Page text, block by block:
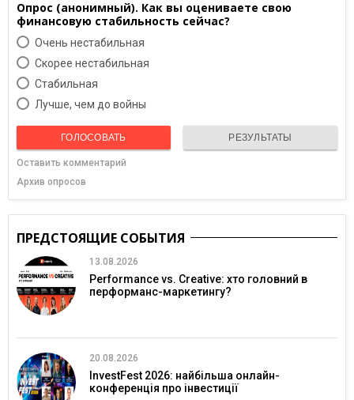
Опрос (анонимный). Как вы оцениваете свою
финансовую стабильность сейчас?
Очень нестабильная
Скорее нестабильная
Cтабильная
Лучше, чем до войны
ГОЛОСОВАТЬ РЕЗУЛЬТАТЫ
Оставить комментарий
Архив опросов
ПРЕДСТОЯЩИЕ СОБЫТИЯ
13.08.2026
Performance vs. Creative: хто головний в
перформанс-маркетингу?
20.08.2026
InvestFest 2026: найбільша онлайн-
конференція про інвестиції